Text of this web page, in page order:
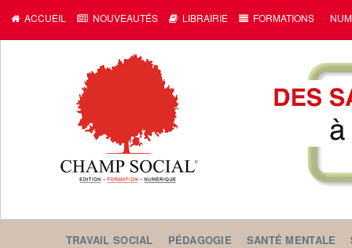
ACCUEIL NOUVEAUTÉS LIBRAIRIE FORMATIONS
TRAVAIL SOCIAL PÉDAGOGIE SANTÉ MENTALE